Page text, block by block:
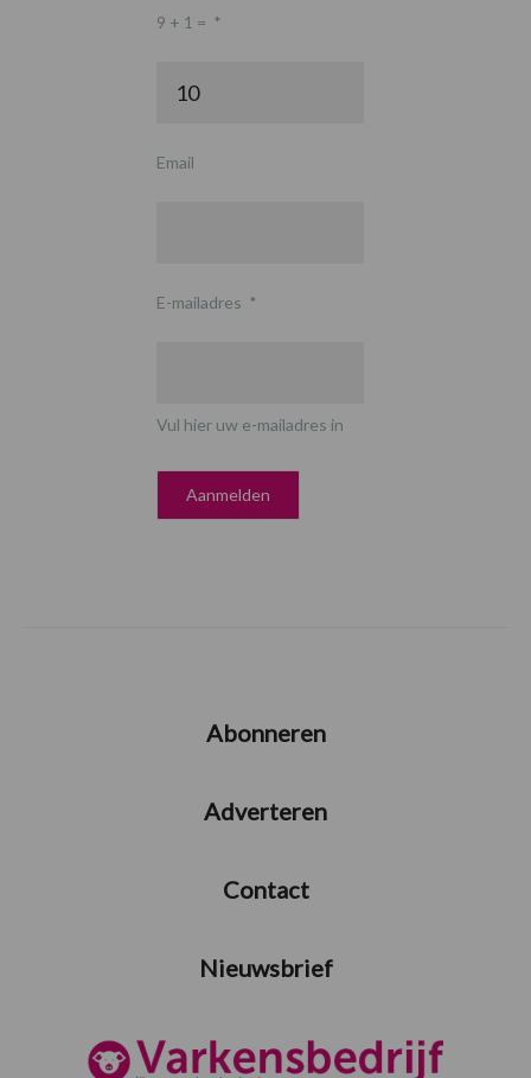
9 + 1 = *
Email
E-mailadres *
Vul hier uw e-mailadres in
Abonneren
Adverteren
Contact
Nieuwsbrief